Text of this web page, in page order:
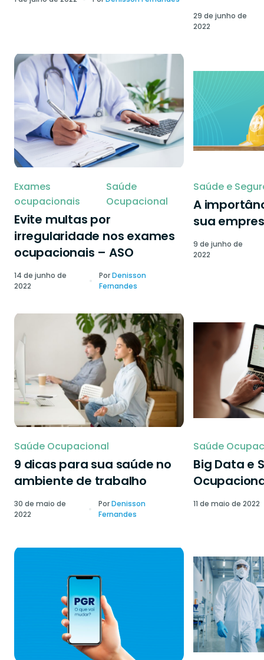
29 de junho de
2022
Exames
ocupacionais
Saúde
Ocupacional
Evite multas por
irregularidade nos exames
ocupacionais – ASO
14 de junho de
2022
PorDenisson
Fernandes
Saúde e
A
sua
9 de junho de
2022
Saúde Ocupacional
9 dicas para sua saúde no
ambiente de trabalho
30 de maio de
2022
PorDenisson
Fernandes
Saúde
Big Data e
11 de maio de 2022